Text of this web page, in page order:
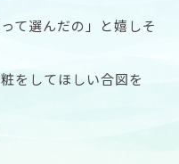
て選んだの」と嬉しそ
をしてほしい合図を